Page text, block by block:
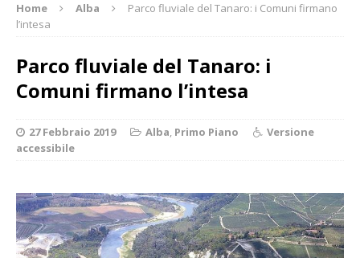
Home Alba
Parco fluviale del Tanaro: i Comuni firmano
l’intesa
Parco fluviale del Tanaro: i
Comuni firmano l’intesa
27 Febbraio 2019 Alba, Primo Piano
Versione
accessibile